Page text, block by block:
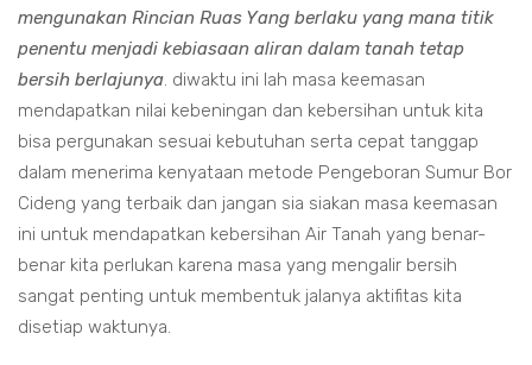
mengunakan Rincian Ruas Yang berlaku yang mana titik
penentu menjadi kebiasaan aliran dalam tanah tetap
bersih berlajunya. diwaktu ini lah masa keemasan
mendapatkan nilai kebeningan dan kebersihan untuk kita
bisa pergunakan sesuai kebutuhan serta cepat tanggap
dalam menerima kenyataan metode Pengeboran Sumur Bor
Cideng yang terbaik dan jangan sia siakan masa keemasan
ini untuk mendapatkan kebersihan Air Tanah yang benar-
benar kita perlukan karena masa yang mengalir bersih
sangat penting untuk membentuk jalanya aktifitas kita
disetiap waktunya.